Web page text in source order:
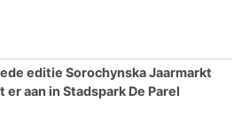
editie Sorochynska Jaarmarkt
er aan in Stadspark De Parel